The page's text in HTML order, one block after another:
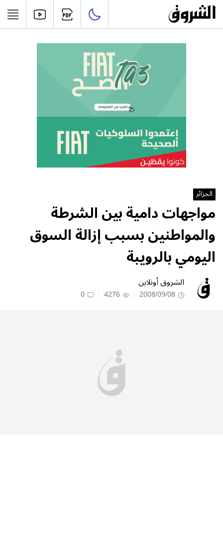
الجزائر
مواجهات دامية بين الشرطة
والمواطنين بسبب إزالة السوق
اليومي بالرويبة
الشروق أونلاين
2008/09/08
4276
0